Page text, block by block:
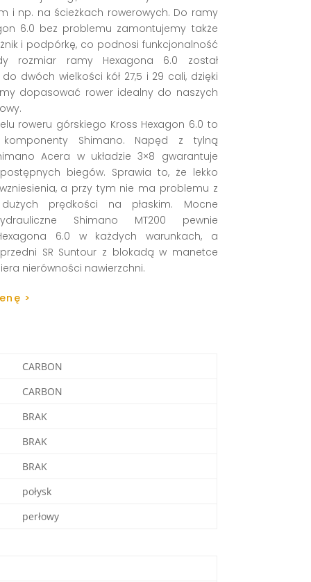
i np. na ścieżkach rowerowych. Do ramy
6.0 bez problemu zamontujemy także
i podpórkę, co podnosi funkcjonalność
rozmiar ramy Hexagona 6.0 został
dwóch wielkości kół 27,5 i 29 cali, dzięki
dopasować rower idealny do naszych
roweru górskiego Kross Hexagon 6.0 to
komponenty Shimano. Napęd z tylną
Acera w układzie 3×8 gwarantuje
biegów. Sprawia to, że lekko
a przy tym nie ma problemu z
prędkości na płaskim. Mocne
Shimano MT200 pewnie
6.0 w każdych warunkach, a
SR Suntour z blokadą w manetce
nierówności nawierzchni.
>
CARBON
CARBON
BRAK
BRAK
BRAK
połysk
perłowy